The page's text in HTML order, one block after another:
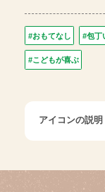
#おもてなし #包丁
#こどもが喜ぶ
アイコンの説明